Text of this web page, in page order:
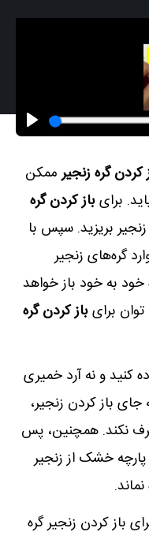
کردن گرهزنجیرممکن
برایباز کردن گره
بریزید. سپس با
گره‌های زنجیر
به خود باز خواهد
برایباز کردن گره
کنید و نه آرد خمیری
باز کردن زنجیر،
نکند. همچنین، پس
پارچه خشک از زنجیر
باز کردن زنجیر گره